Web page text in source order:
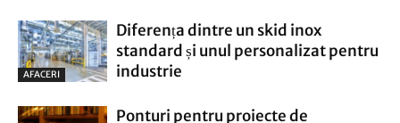
AFACERI
Diferența dintre un skid inox
standard și unul personalizat pentru
industrie
Ponturi pentru proiecte de